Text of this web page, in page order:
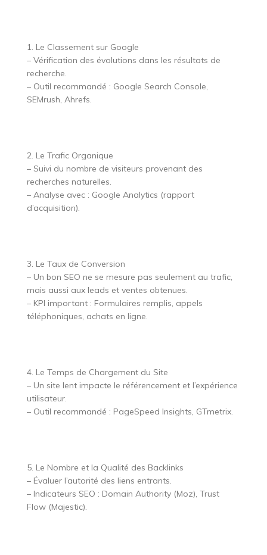
1. Le Classement sur Google
– Vérification des évolutions dans les résultats de
recherche.
– Outil recommandé : Google Search Console,
SEMrush, Ahrefs.
2. Le Trafic Organique
– Suivi du nombre de visiteurs provenant des
recherches naturelles.
– Analyse avec : Google Analytics (rapport
d’acquisition).
3. Le Taux de Conversion
– Un bon SEO ne se mesure pas seulement au trafic,
mais aussi aux leads et ventes obtenues.
– KPI important : Formulaires remplis, appels
téléphoniques, achats en ligne.
4. Le Temps de Chargement du Site
– Un site lent impacte le référencement et l’expérience
utilisateur.
– Outil recommandé : PageSpeed Insights, GTmetrix.
5. Le Nombre et la Qualité des Backlinks
– Évaluer l’autorité des liens entrants.
– Indicateurs SEO : Domain Authority (Moz), Trust
Flow (Majestic).